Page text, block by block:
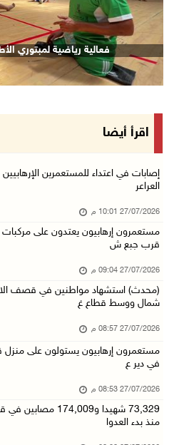
فعالية رياضية لمبتوري
اقرأ أيضا
إصابات في اعتداء للمستعمرين
العراعر
27/07/2026 10:01 م
مستعمرون إرهابيون يعتدون على مركبات
قرب جبع ش
27/07/2026 09:04 م
(محدث) استشهاد مواطنين في قصف
شمال ووسط قطاع غ
27/07/2026 08:57 م
مستعمرون إرهابيون يستولون على منزل
في دير ع
27/07/2026 08:53 م
73,329 شهيدا و174,009
منذ بدء العدوا